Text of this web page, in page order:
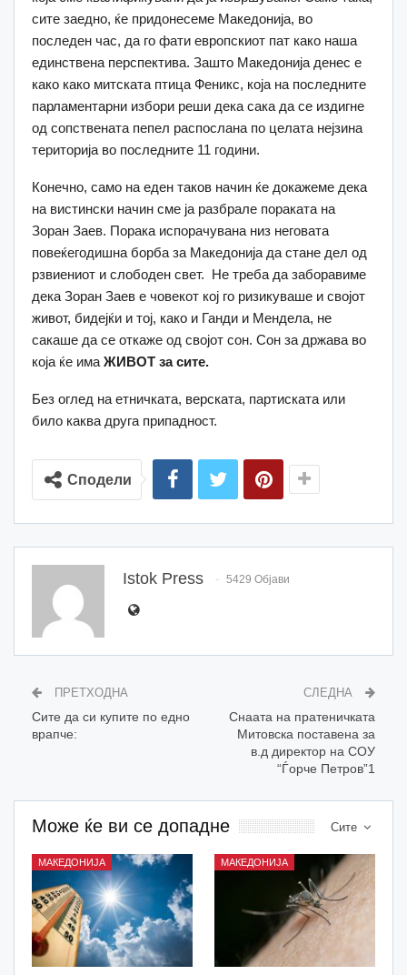
сите заедно, ќе придонесеме Македонија, во
последен час, да го фати европскиот пат како наша
единствена перспектива. Зашто Македонија денес е
како како митската птица Феникс, која на последните
парламентарни избори реши дека сака да се издигне
од сопствената пепел распослана по целата нејзина
територија во последните 11 години.
Конечно, само на еден таков начин ќе докажеме дека
на вистински начин сме ја разбрале пораката на
Зоран Заев. Порака испорачувана низ неговата
повеќегодишна борба за Македонија да стане дел од
рзвиениот и слободен свет. Не треба да заборавиме
дека Зоран Заев е човекот кој го ризикуваше и својот
живот, бидејќи и тој, како и Ганди и Мендела, не
сакаше да се откаже од својот сон. Сон за држава во
која ќе има ЖИВОТ за сите.
Без оглед на етничката, верската, партиската или
било каква друга припадност.
Сподели
Istok Press 5429 Објави
ПРЕТХОДНА
Сите да си купите по едно
врапче:
СЛЕДНА
Снаата на пратеничката
Митовска поставена за
в.д директор на СОУ
“Ѓорче Петров”1
Сите
Може ќе ви се допадне
МАКЕДОНИЈА МАКЕДОНИЈА